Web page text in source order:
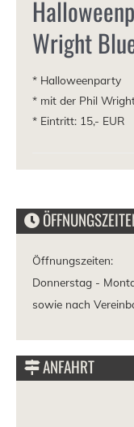
Wright
* Halloweenparty
* mit der Phil
* Eintritt: 15,- EUR
Öffnungszeiten:
Donnerstag -
sowie nach
ANFAHRT